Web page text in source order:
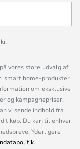
vores store udvalg af
smart home-produkter
om eksklusive
og kampagnepriser,
vi sende indhold fra
køb. Du kan til enhver
Yderligere
.